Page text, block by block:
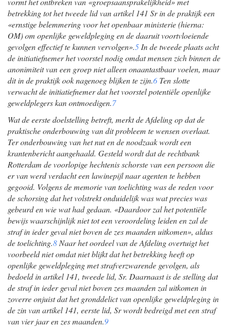
betrekking tot het tweede lid van artikel 141 Sr in de praktijk een
«ernstige belemmering voor het openbaar ministerie (hierna:
OM) om openlijke geweldpleging en de daaruit voortvloeiende
gevolgen effectief te kunnen vervolgen».5 In de tweede plaats acht
de initiatiefnemer het voorstel nodig omdat mensen zich binnen de
anonimiteit van een groep niet alleen onaantastbaar voelen, maar
dit in de praktijk ook nagenoeg blijken te zijn.6 Ten slotte
verwacht de initiatiefnemer dat het voorstel potentiële openlijke
geweldplegers kan ontmoedigen.7
Wat de eerste doelstelling betreft, merkt de Afdeling op dat de
praktische onderbouwing van dit probleem te wensen overlaat.
Ter onderbouwing van het nut en de noodzaak wordt een
krantenbericht aangehaald. Gesteld wordt dat de rechtbank
Rotterdam de voorlopige hechtenis schorste van een persoon die
er van werd verdacht een lawinepijl naar agenten te hebben
gegooid. Volgens de memorie van toelichting was de reden voor
de schorsing dat het volstrekt onduidelijk was wat precies was
gebeurd en wie wat had gedaan. «Daardoor zal het potentiële
bewijs waarschijnlijk niet tot een veroordeling leiden en zal de
straf in ieder geval niet boven de zes maanden uitkomen», aldus
de toelichting.8 Naar het oordeel van de Afdeling overtuigt het
voorbeeld niet omdat niet blijkt dat het betrekking heeft op
openlijke geweldpleging met strafverzwarende gevolgen, als
bedoeld in artikel 141, tweede lid, Sr. Daarnaast is de stelling dat
de straf in ieder geval niet boven zes maanden zal uitkomen in
zoverre onjuist dat het gronddelict van openlijke geweldpleging in
de zin van artikel 141, eerste lid, Sr wordt bedreigd met een straf
van vier jaar en zes maanden.9